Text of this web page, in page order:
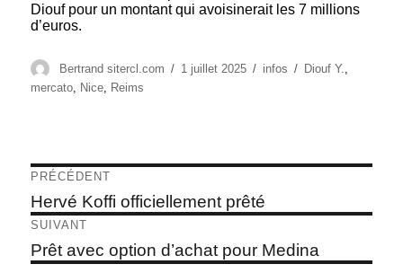
Diouf pour un montant qui avoisinerait les 7 millions
d’euros.
Auteur
Bertrand sitercl.com
Publié
1 juillet 2025 Catégories
infos Étiquettes
Diouf Y.
mercato, Nice, Reims
Navigation
de
l’article
PRÉCÉDENT
Article
précédent :
Hervé Koffi officiellement prêté
SUIVANT
Article
suivant :
Prêt avec option d’achat pour Medina